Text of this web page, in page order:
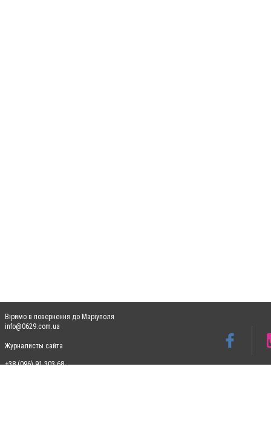
Віримо в повернення до Маріуполя
info@0629.com.ua
Журналисты сайта
+38 (096) 91 303 68